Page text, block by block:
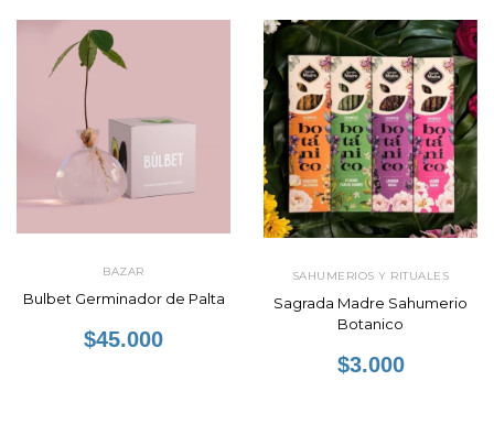
BAZAR
Bulbet Germinador de Palta
$45.000
SAHUMERIOS Y RITUALES
Sagrada Madre Sahumerio
Botanico
$3.000